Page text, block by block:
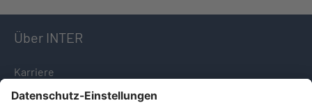
Über INTER
Karriere
Unternehmensprofil